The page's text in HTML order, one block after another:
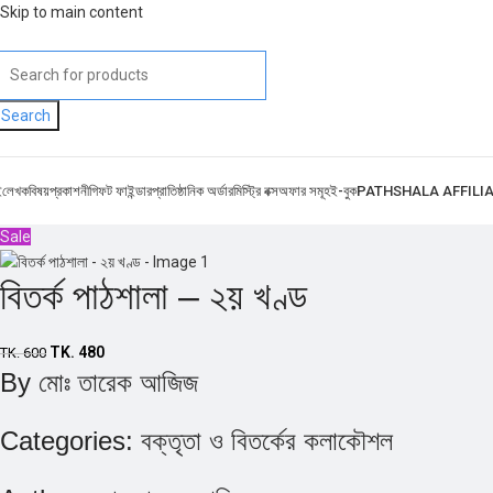
Skip to main content
Search
লেখকবিষয়প্রকাশনীগিফট ফাইন্ডারপ্রাতিষ্ঠানিক অর্ডারমিস্ট্রি বক্সঅফার সমূহই-বুকPATHSHALA
Sale
বিতর্ক পাঠশালা – ২য় খণ্ড
TK.600 TK. 480
By মোঃ তারেক আজিজ
Categories: বক্তৃতা ও বিতর্কের কলাকৌশল